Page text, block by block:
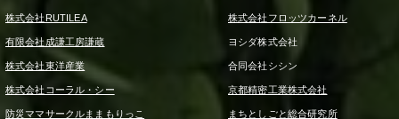
株式会社RUTILEA 株式会社フロッツカーネル
有限会社成謙工房謙蔵 ヨシダ株式会社
株式会社東洋産業 合同会社シシン
株式会社コーラル・シー 京都精密工業株式会社
防災ママサークルままもりっこ まちとしごと総合研究所